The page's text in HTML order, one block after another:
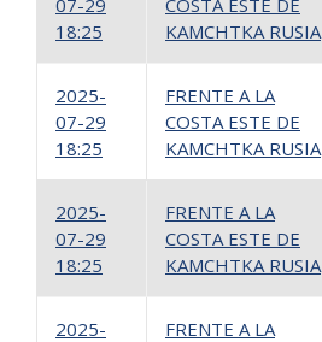
07-29
18:25
COSTA ESTE DE
KAMCHTKA RUSIA
2025-
07-29
18:25
FRENTE A LA
COSTA ESTE DE
KAMCHTKA RUSIA
2025-
07-29
18:25
FRENTE A LA
COSTA ESTE DE
KAMCHTKA RUSIA
2025-
FRENTE A LA